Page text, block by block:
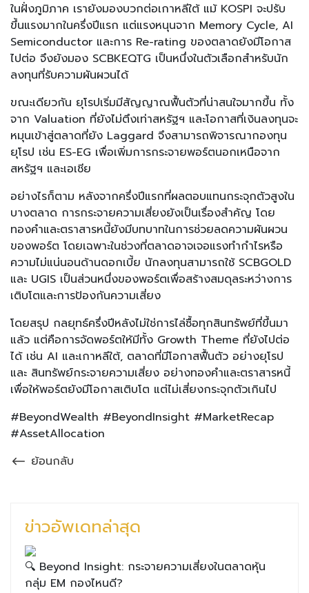
ในฝั่งภูมิภาค เรายังมองบวกต่อเกาหลีใต้ แม้ KOSPI จะปรับ
ขึ้นแรงมากในครึ่งปีแรก แต่แรงหนุนจาก Memory Cycle, AI
Semiconductor และการ Re-rating ของตลาดยังมีโอกาส
ไปต่อ จึงยังมอง SCBKEQTG เป็นหนึ่งในตัวเลือกสำหรับนัก
ลงทุนที่รับความผันผวนได้
ขณะเดียวกัน ยุโรปเริ่มมีสัญญาณฟื้นตัวที่น่าสนใจมากขึ้น ทั้ง
จาก Valuation ที่ยังไม่ตึงเท่าสหรัฐฯ และโอกาสที่เงินลงทุนจะ
หมุนเข้าสู่ตลาดที่ยัง Laggard จึงสามารถพิจารณากองทุน
ยุโรป เช่น ES-EG เพื่อเพิ่มการกระจายพอร์ตนอกเหนือจาก
สหรัฐฯ และเอเชีย
อย่างไรก็ตาม หลังจากครึ่งปีแรกที่ผลตอบแทนกระจุกตัวสูงใน
บางตลาด การกระจายความเสี่ยงยังเป็นเรื่องสำคัญ โดย
ทองคำและตราสารหนี้ยังมีบทบาทในการช่วยลดความผันผวน
ของพอร์ต โดยเฉพาะในช่วงที่ตลาดอาจเจอแรงทำกำไรหรือ
ความไม่แน่นอนด้านดอกเบี้ย นักลงทุนสามารถใช้ SCBGOLD
และ UGIS เป็นส่วนหนึ่งของพอร์ตเพื่อสร้างสมดุลระหว่างการ
เติบโตและการป้องกันความเสี่ยง
โดยสรุป กลยุทธ์ครึ่งปีหลังไม่ใช่การไล่ซื้อทุกสินทรัพย์ที่ขึ้นมา
แล้ว แต่คือการจัดพอร์ตให้มีทั้ง Growth Theme ที่ยังไปต่อ
ได้ เช่น AI และเกาหลีใต้, ตลาดที่มีโอกาสฟื้นตัว อย่างยุโรป
และ สินทรัพย์กระจายความเสี่ยง อย่างทองคำและตราสารหนี้
เพื่อให้พอร์ตยังมีโอกาสเติบโต แต่ไม่เสี่ยงกระจุกตัวเกินไป
#BeyondWealth #BeyondInsight #MarketRecap
#AssetAllocation
ย้อนกลับ
ข่าวอัพเดทล่าสุด
🔍 Beyond Insight: กระจายความเสี่ยงในตลาดหุ้น
กลุ่ม EM กองไหนดี?